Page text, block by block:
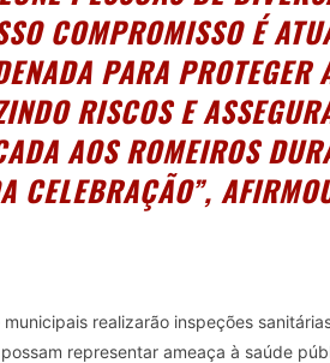
COMPROMISSO É
PARA PROTEGER
RISCOS E
AOS ROMEIROS
CELEBRAÇÃO”,
realizarão inspeções
representar ameaça à saúde